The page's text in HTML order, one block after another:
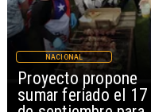
IPC de julio aumenta
0,1% por alimentos y
NACIONAL